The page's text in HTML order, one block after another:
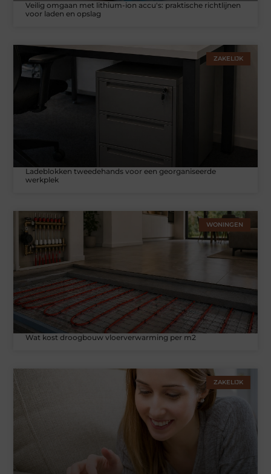
Veilig omgaan met lithium-ion accu's: praktische richtlijnen
voor laden en opslag
ZAKELIJK
Ladeblokken tweedehands voor een georganiseerde
werkplek
WONINGEN
Wat kost droogbouw vloerverwarming per m2
ZAKELIJK